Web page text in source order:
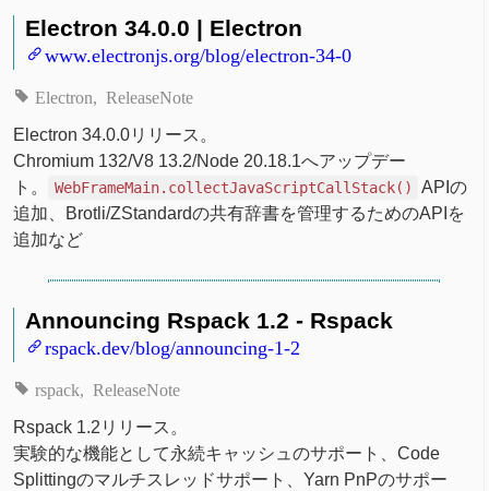
Electron 34.0.0 | Electron
www.electronjs.org/blog/electron-34-0
Electron ReleaseNote
Electron 34.0.0リリース。
Chromium 132/V8 13.2/Node 20.18.1へアップデー
ト。
WebFrameMain.collectJavaScriptCallStack()
APIの
追加、Brotli/ZStandardの共有辞書を管理するためのAPIを
追加など
Announcing Rspack 1.2 - Rspack
rspack.dev/blog/announcing-1-2
rspack ReleaseNote
Rspack 1.2リリース。
実験的な機能として永続キャッシュのサポート、Code
Splittingのマルチスレッドサポート、Yarn PnPのサポー